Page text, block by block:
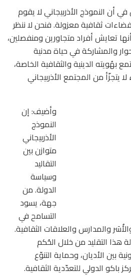
أن النموذج الأذربيجاني لا يقوم
ثقافية معزولة. فنحن لا ننظر
تعايش أفراد متجاورين ومنفصلين،
والمشاركة في حياة مدنية
الدينية والثقافية الخاصة،
من المجتمع الأذربيجاني
وأضيف: إن
النموذج
الأذربيجاني
متوازن بين
التقاليد
وسياسة
الدولة. من
جهة، يسود
التسامح في
والمدارس والعلاقات الثقافية.
هذا التقليد من خلال الحُكم
بين الأديان، وحماية التنوّع
الدولي للتعدّدية الثقافية.